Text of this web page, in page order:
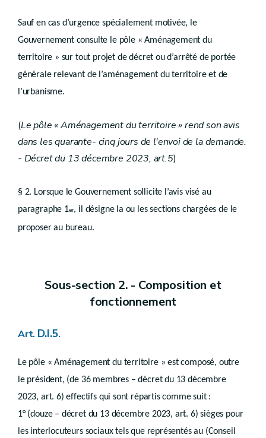
Procédure
Art.
Titre II Guide communal d’urbanisme
Chapitre I
Généralités
Art.
Chapitre II
Procédure
Art.
Titre III
Chapitre Ier
Révision et abrogation
Art.
D.III.7
Chapitre II Effets juridiques
Art.D.III.8
Art.D.III.9
Section 2
Lien entre les schémas et les guides
Titre IV
Droit transitoire
Chapitre I
Règlements régionaux d’urbanisme
Art.
Chapitre II Règlements communaux d’urbanisme
Art.D.III.12
Art.
Art.D.III.14
Art.D.III.15
Sauf en cas d’urgence spécialement motivée, le
Gouvernement consulte le pôle « Aménagement du
territoire » sur tout projet de décret ou d’arrêté de portée
générale relevant de l’aménagement du territoire et de
l’urbanisme.
(Le pôle « Aménagement du territoire » rend son avis
dans les quarante- cinq jours de l'envoi de la demande.
- Décret du 13 décembre 2023, art.5)
§ 2. Lorsque le Gouvernement sollicite l’avis visé au
paragraphe 1er, il désigne la ou les sections chargées de le
proposer au bureau.
Sous-section 2. - Composition et
fonctionnement
Art. D.I.5.
Le pôle « Aménagement du territoire » est composé, outre
le président, (de 36 membres – décret du 13 décembre
2023, art. 6) effectifs qui sont répartis comme suit :
1° (douze – décret du 13 décembre 2023, art. 6) sièges pour
les interlocuteurs sociaux tels que représentés au (Conseil